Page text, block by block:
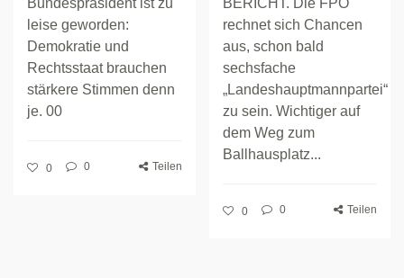
Bundespräsident ist zu
leise geworden:
Demokratie und
Rechtsstaat brauchen
stärkere Stimmen denn
je. 00
0 0 Teilen
BERICHT. Die FPÖ
rechnet sich Chancen
aus, schon bald
sechsfache
„Landeshauptmannpartei“
zu sein. Wichtiger auf
dem Weg zum
Ballhausplatz...
0 0 Teilen